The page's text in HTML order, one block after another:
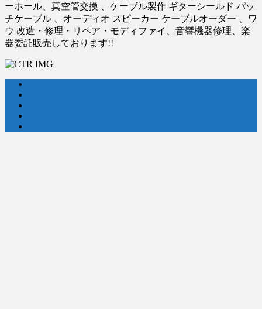
ーホール、真空管交換 、ケーブル製作 ギターシールド パッ
チケーブル 、オーディオ スピーカー ケーブルオーダー 、ワ
ウ 改造・修理・リペア・モディファイ、音響機器修理、楽
器委託販売しております!!